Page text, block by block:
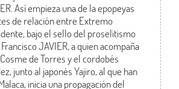
Así empieza una de la epopeyas
de relación entre Extremo
bajo el sello del proselitismo
JAVIER, a quien acompaña
de Torres y el cordobés
junto al japonés Yajiro, al que han
inicia una propagación del